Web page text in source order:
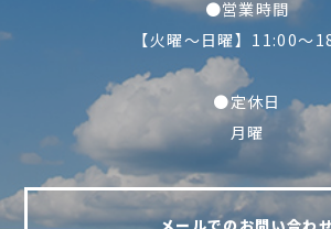
●営業時間
【火曜～日曜】11:00～
●定休日
月曜